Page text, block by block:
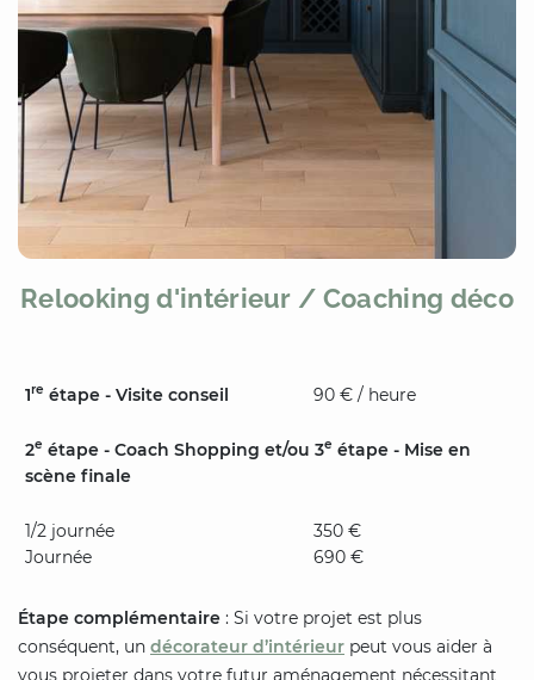
Relooking d'intérieur / Coaching déco
1re étape - Visite conseil 90 € / heure
2e étape - Coach Shopping et/ou 3e étape - Mise en
scène finale
1/2 journée
Journée
350 €
690 €
Étape complémentaire : Si votre projet est plus
conséquent, un décorateur d’intérieur peut vous aider à
vous projeter dans votre futur aménagement nécessitant